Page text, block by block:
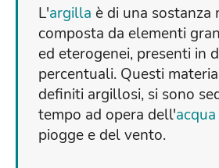
L'argilla è di una sostanza
composta da elementi
ed eterogenei, presenti in
percentuali. Questi
definiti argillosi, si sono
tempo ad opera dell'acqua
piogge e del vento.